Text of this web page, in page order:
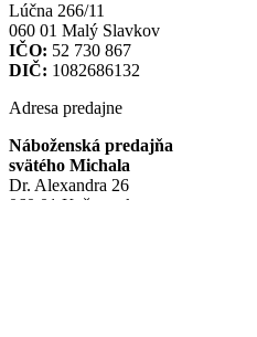
Lúčna 266/11
060 01 Malý Slavkov
IČO: 52 730 867
DIČ: 1082686132
Adresa predajne
Náboženská predajňa
svätého Michala
Dr. Alexandra 26
060 01 Kežmarok